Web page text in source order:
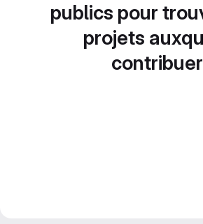
publics pour
projets
contribuer